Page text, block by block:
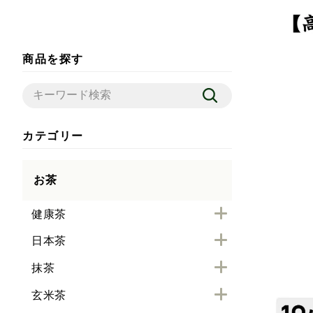
商品を探す
カテゴリー
お茶
健康茶
日本茶
抹茶
玄米茶